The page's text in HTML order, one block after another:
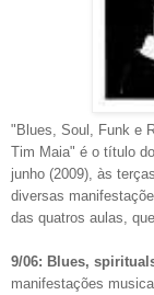
"Blues, Soul, Funk e
Tim Maia" é o título
junho (2009), às
diversas
das quatros aulas,
9/06: Blues,
manifestações